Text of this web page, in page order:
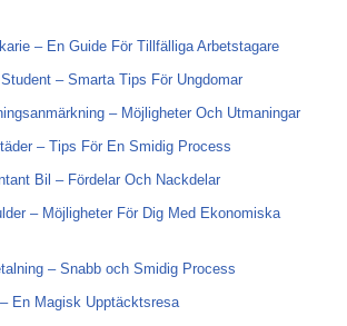
– En Guide För Tillfälliga Arbetstagare
– Smarta Tips För Ungdomar
– Möjligheter Och Utmaningar
– Tips För En Smidig Process
Bil – Fördelar Och Nackdelar
– Möjligheter För Dig Med Ekonomiska
– Snabb och Smidig Process
En Magisk Upptäcktsresa